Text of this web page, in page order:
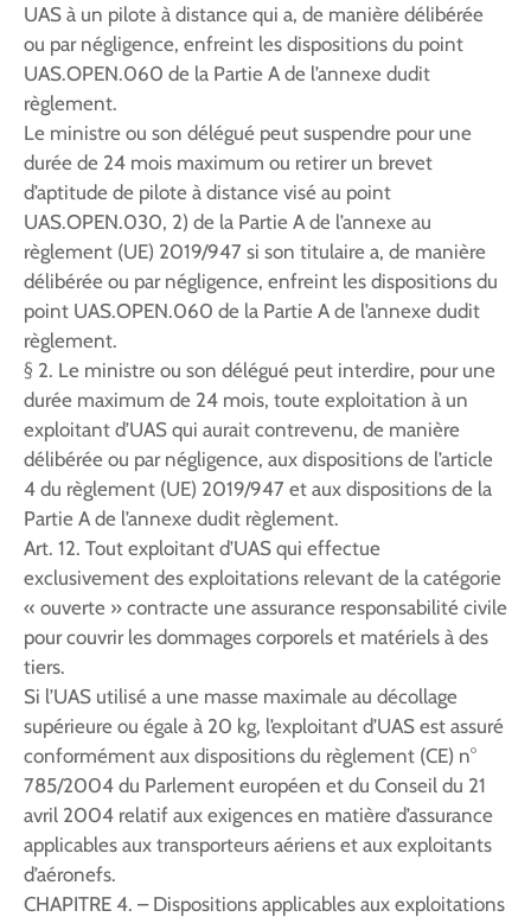
UAS à un pilote à distance qui a, de manière délibérée
ou par négligence, enfreint les dispositions du point
UAS.OPEN.060 de la Partie A de l’annexe dudit
règlement.
Le ministre ou son délégué peut suspendre pour une
durée de 24 mois maximum ou retirer un brevet
d’aptitude de pilote à distance visé au point
UAS.OPEN.030, 2) de la Partie A de l’annexe au
règlement (UE) 2019/947 si son titulaire a, de manière
délibérée ou par négligence, enfreint les dispositions du
point UAS.OPEN.060 de la Partie A de l’annexe dudit
règlement.
§ 2. Le ministre ou son délégué peut interdire, pour une
durée maximum de 24 mois, toute exploitation à un
exploitant d’UAS qui aurait contrevenu, de manière
délibérée ou par négligence, aux dispositions de l’article
4 du règlement (UE) 2019/947 et aux dispositions de la
Partie A de l’annexe dudit règlement.
Art. 12. Tout exploitant d’UAS qui effectue
exclusivement des exploitations relevant de la catégorie
« ouverte » contracte une assurance responsabilité civile
pour couvrir les dommages corporels et matériels à des
tiers.
Si l’UAS utilisé a une masse maximale au décollage
supérieure ou égale à 20 kg, l’exploitant d’UAS est assuré
conformément aux dispositions du règlement (CE) n°
785/2004 du Parlement européen et du Conseil du 21
avril 2004 relatif aux exigences en matière d’assurance
applicables aux transporteurs aériens et aux exploitants
d’aéronefs.
CHAPITRE 4. – Dispositions applicables aux exploitations